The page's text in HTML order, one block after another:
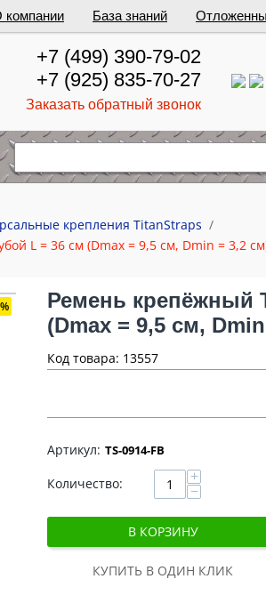
компании База знаний
+7 (499) 390-79-02
+7 (925) 835-70-27
Заказать обратный звонок
крепления TitanStraps /
L = 36 см (Dmax = 9,5 см, Dmin = 3,2
Ремень крепёжный
(Dmax = 9,5 см,
Код товара: 13557
TS-0914-FB
Количество: +
−
В КОРЗИНУ
КУПИТЬ В ОДИН КЛИК